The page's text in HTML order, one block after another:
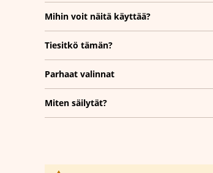
Mihin voit näitä käyttää?
Tiesitkö tämän?
Parhaat valinnat
Miten säilytät?